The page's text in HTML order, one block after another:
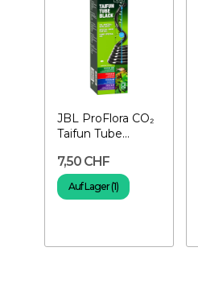
JBL ProFlora CO₂
Taifun Tube
Schlauch
7,50 CHF
Auf Lager (1)